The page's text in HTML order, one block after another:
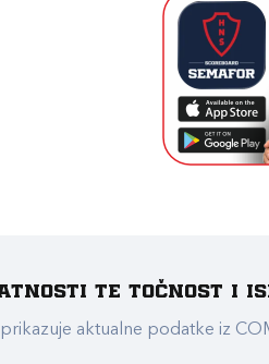
te točnost i
prikazuje aktualne podatke iz